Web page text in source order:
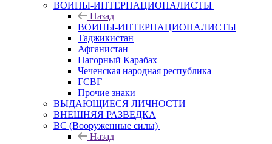
ВОИНЫ-ИНТЕРНАЦИОНАЛИСТЫ
Назад
ВОИНЫ-ИНТЕРНАЦИОНАЛИСТЫ
Таджикистан
Афганистан
Нагорный Карабах
Чеченская народная республика
ГСВГ
Прочие знаки
ВЫДАЮЩИЕСЯ ЛИЧНОСТИ
ВНЕШНЯЯ РАЗВЕДКА
ВС (Вооруженные силы)
Назад